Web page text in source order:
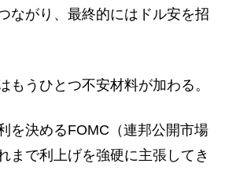
ながり、最終的にはドル安を招
うひとつ不安材料が加わる。
を決めるFOMC（連邦公開市場
まで利上げを強硬に主張してき